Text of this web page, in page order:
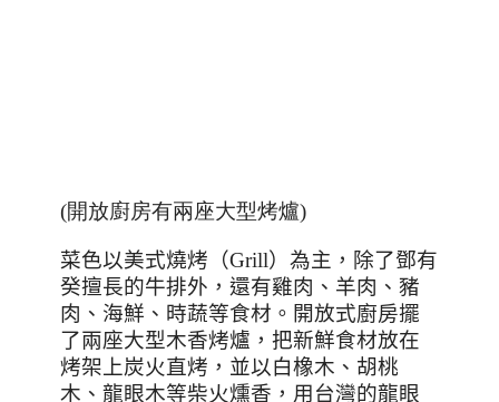
(開放廚房有兩座大型烤爐)
菜色以美式燒烤（Grill）為主，除了鄧有
癸擅長的牛排外，還有雞肉、羊肉、豬
肉、海鮮、時蔬等食材。開放式廚房擺
了兩座大型木香烤爐，把新鮮食材放在
烤架上炭火直烤，並以白橡木、胡桃
木、龍眼木等柴火燻香，用台灣的龍眼